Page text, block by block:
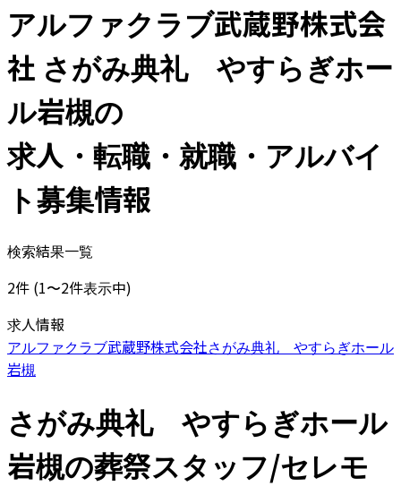
アルファクラブ武蔵野株式会
社 さがみ典礼 やすらぎホー
ル岩槻の
求人・転職・就職・アルバイ
ト募集情報
検索結果一覧
2件 (1〜2件表示中)
求人情報
アルファクラブ武蔵野株式会社さがみ典礼 やすらぎホール
岩槻
さがみ典礼 やすらぎホール
岩槻の葬祭スタッフ/セレモ